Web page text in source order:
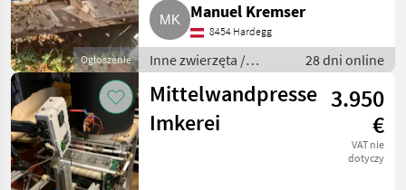
Ogłoszenie
Manuel Kremser
8454 Hardegg
Inne zwierzęta /
Pszczoły i
pszczelarstwo
28 dni online
Mittelwandpresse
Imkerei
3.950
€
VAT nie
dotyczy